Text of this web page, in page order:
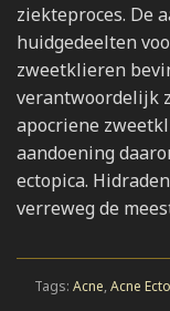
ziekteproces. De
huidgedeelten
zweetklieren
verantwoordelijk
apocriene
aandoening
ectopica.
verreweg de
Tags: Acne, Acne